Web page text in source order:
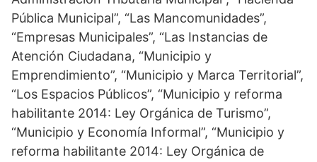
Pública Municipal”, “Las Mancomunidades”,
“Empresas Municipales”, “Las Instancias de
Atención Ciudadana, “Municipio y
Emprendimiento”, “Municipio y Marca Territorial”,
“Los Espacios Públicos”, “Municipio y reforma
habilitante 2014: Ley Orgánica de Turismo”,
“Municipio y Economía Informal”, “Municipio y
reforma habilitante 2014: Ley Orgánica de